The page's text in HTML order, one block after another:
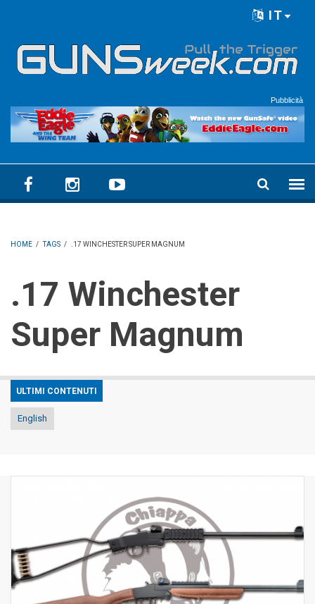
IT
Pubblicità
HOME / TAGS / .17 WINCHESTER SUPER MAGNUM
.17 Winchester
Super Magnum
ULTIMI CONTENUTI
English